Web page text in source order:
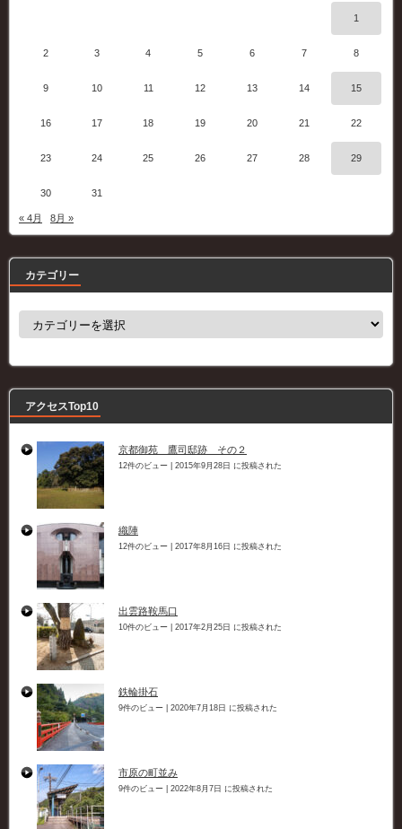
1
2 3 4 5 6 7 8
9 10 11 12 13 14 15
16 17 18 19 20 21 22
23 24 25 26 27 28 29
30 31
« 4月 8月 »
カテゴリー
カ
ー
アクセスTop10
京都御苑 鷹司邸跡 その２
12件のビュー 2015年9月28日 に投稿された
織陣
12件のビュー 2017年8月16日 に投稿された
出雲路鞍馬口
10件のビュー 2017年2月25日 に投稿された
鉄輪掛石
9件のビュー 2020年7月18日 に投稿された
市原の町並み
9件のビュー 2022年8月7日 に投稿された